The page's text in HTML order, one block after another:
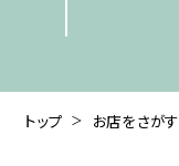
トップ お店をさがす